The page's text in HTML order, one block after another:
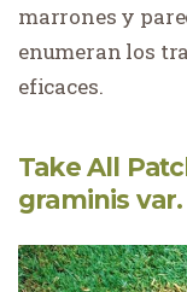
marrones y
enumeran los
eficaces.
Take All
graminis